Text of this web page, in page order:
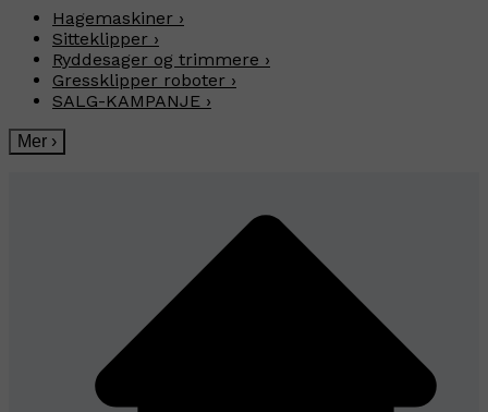
Hagemaskiner ›
Sitteklipper ›
Ryddesager og trimmere ›
Gressklipper roboter ›
SALG-KAMPANJE ›
Mer ›